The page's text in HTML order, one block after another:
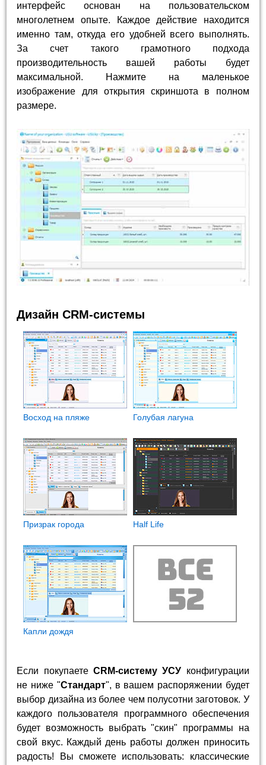
интерфейс основан на пользовательском
многолетнем опыте. Каждое действие находится
именно там, откуда его удобней всего выполнять.
За счет такого грамотного подхода
производительность вашей работы будет
максимальной. Нажмите на маленькое
изображение для открытия скриншота в полном
размере.
Дизайн CRM-системы
Восход на пляже Голубая лагуна
Призрак города Half Life
Капли дождя
Если покупаете CRM-систему УСУ конфигурации
не ниже "Стандарт", в вашем распоряжении будет
выбор дизайна из более чем полусотни заготовок. У
каждого пользователя программного обеспечения
будет возможность выбрать "скин" программы на
свой вкус. Каждый день работы должен приносить
радость! Вы сможете использовать: классические